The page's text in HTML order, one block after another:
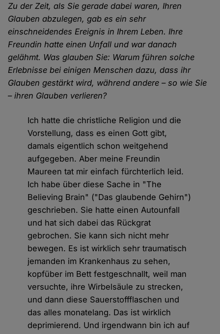
Zu der Zeit, als Sie gerade dabei waren, Ihren
Glauben abzulegen, gab es ein sehr
einschneidendes Ereignis in Ihrem Leben. Ihre
Freundin hatte einen Unfall und war danach
gelähmt. Was glauben Sie: Warum führen solche
Erlebnisse bei einigen Menschen dazu, dass ihr
Glauben gestärkt wird, während andere – so wie Sie
– ihren Glauben verlieren?
Ich hatte die christliche Religion und die
Vorstellung, dass es einen Gott gibt,
damals eigentlich schon weitgehend
aufgegeben. Aber meine Freundin
Maureen tat mir einfach fürchterlich leid.
Ich habe über diese Sache in "The
Believing Brain" ("Das glaubende Gehirn")
geschrieben. Sie hatte einen Autounfall
und hat sich dabei das Rückgrat
gebrochen. Sie kann sich nicht mehr
bewegen. Es ist wirklich sehr traumatisch
jemanden im Krankenhaus zu sehen,
kopfüber im Bett festgeschnallt, weil man
versuchte, ihre Wirbelsäule zu strecken,
und dann diese Sauerstoffflaschen und
das alles monatelang. Das ist wirklich
deprimierend. Und irgendwann bin ich auf